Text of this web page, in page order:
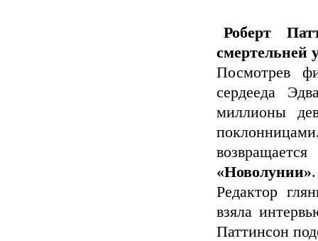
Роберт
смертельней
Посмотрев
сердееда
миллионы
«Новолунии».
Редактор
взяла
Паттинсон